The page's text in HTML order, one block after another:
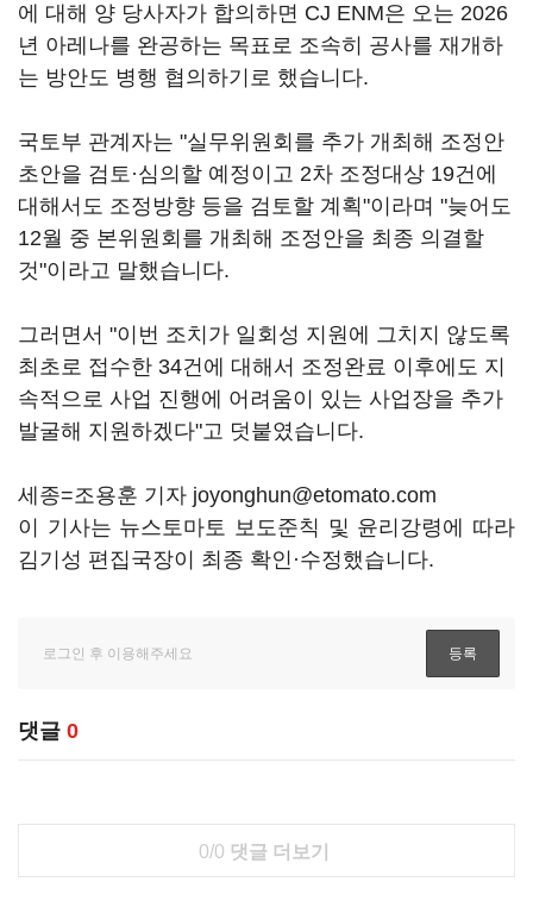
에 대해 양 당사자가 합의하면 CJ ENM은 오는 2026
년 아레나를 완공하는 목표로 조속히 공사를 재개하
는 방안도 병행 협의하기로 했습니다.
국토부 관계자는 "실무위원회를 추가 개최해 조정안
초안을 검토·심의할 예정이고 2차 조정대상 19건에
대해서도 조정방향 등을 검토할 계획"이라며 "늦어도
12월 중 본위원회를 개최해 조정안을 최종 의결할
것"이라고 말했습니다.
그러면서 "이번 조치가 일회성 지원에 그치지 않도록
최초로 접수한 34건에 대해서 조정완료 이후에도 지
속적으로 사업 진행에 어려움이 있는 사업장을 추가
발굴해 지원하겠다"고 덧붙였습니다.
세종=조용훈 기자 joyonghun@etomato.com
이 기사는 뉴스토마토 보도준칙 및 윤리강령에 따라
김기성 편집국장이 최종 확인·수정했습니다.
댓글 0
0/0 댓글 더보기